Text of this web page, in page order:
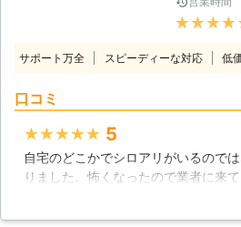
確実に巣ご
た状況によ
提供して
を第一に考
と考えて
域に対応
【シロア
リ駆除は、
ロアリは1
います。そ
に、シロア
も当社ま
ってご相
サポート万全 スピーディーな対応 低
口コミ
★★★★★ 5
自宅のどこかでシロアリがいるので
りました。怖くなったので業者に来
ということにしました。こちらは資